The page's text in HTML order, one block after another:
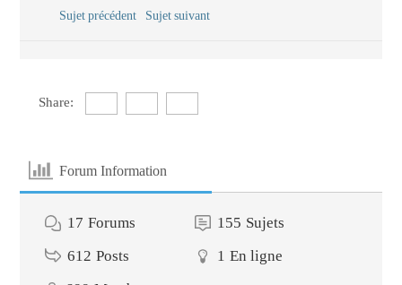
Sujet précédent Sujet suivant
Share:
Forum Information
17 Forums 155 Sujets
612 Posts 1 En ligne